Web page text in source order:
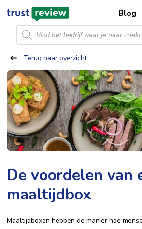
Producten
zoeken
Blog
Terug naar overzicht
De voordelen van
maaltijdbox
Maaltijdboxen hebben de manier hoe